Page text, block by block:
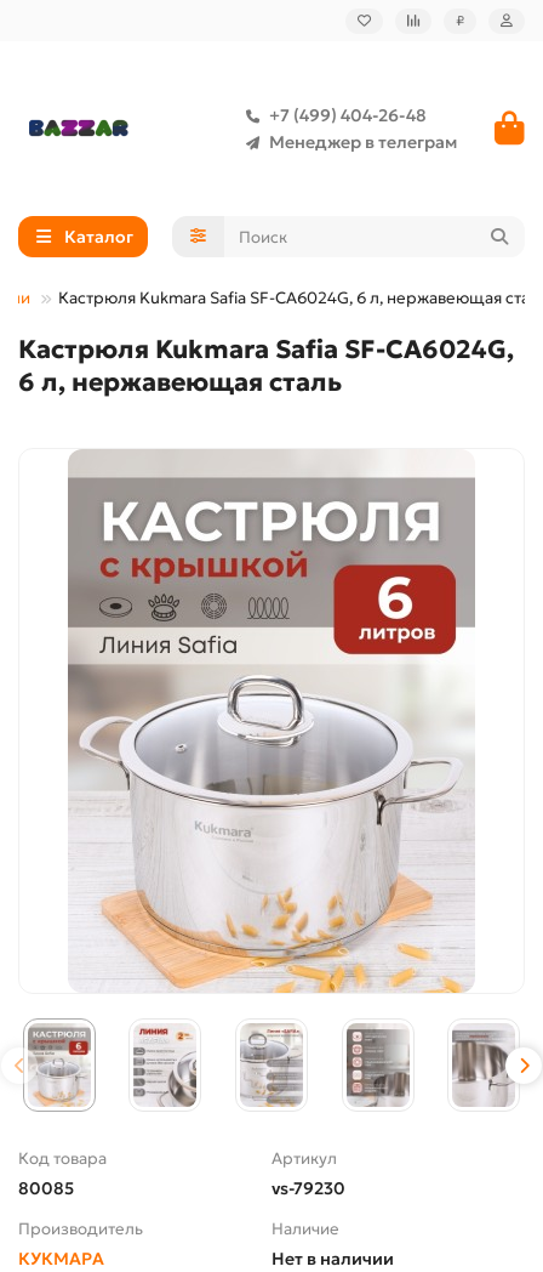
₽
+7 (499) 404-26-48
Менеджер в телеграм
Каталог
Кастрюля Kukmara Safia SF-CA6024G, 6 л, нержавеющая
Кастрюля Kukmara Safia SF-CA6024G,
6 л, нержавеющая сталь
Код товара
80085
Артикул
vs-79230
Производитель
КУКМАРА
Наличие
Нет в наличии